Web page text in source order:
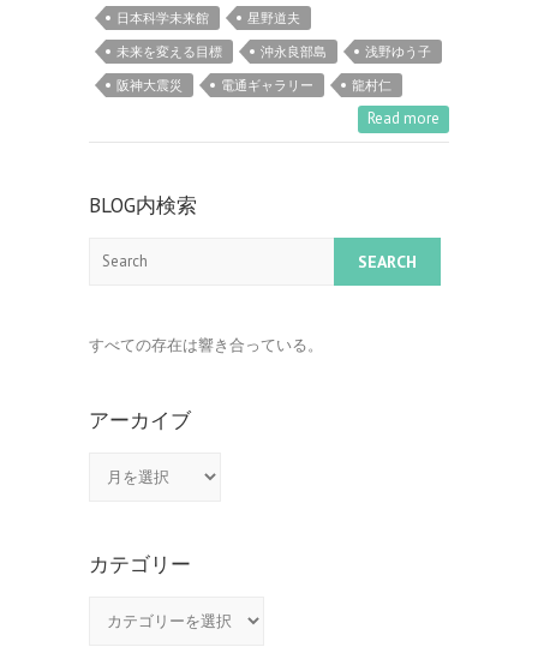
日本科学未来館
星野道夫
未来を変える目標
沖永良部島
浅野ゆう子
阪神大震災
電通ギャラリー 龍村仁
Read more
BLOG内検索
すべての存在は響き合っている。
アーカイブ
ブ
カテゴリー